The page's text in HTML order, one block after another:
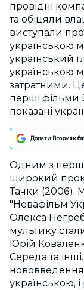
провідні
та обіцяли
виступали
українською
український
українською
затратними.
перші фільми
показані
Додати Вгору як
Одним з
широкий
Тачки (2006).
"Невафільм
Олекса
мультику
Юрій
Середа та
українською,